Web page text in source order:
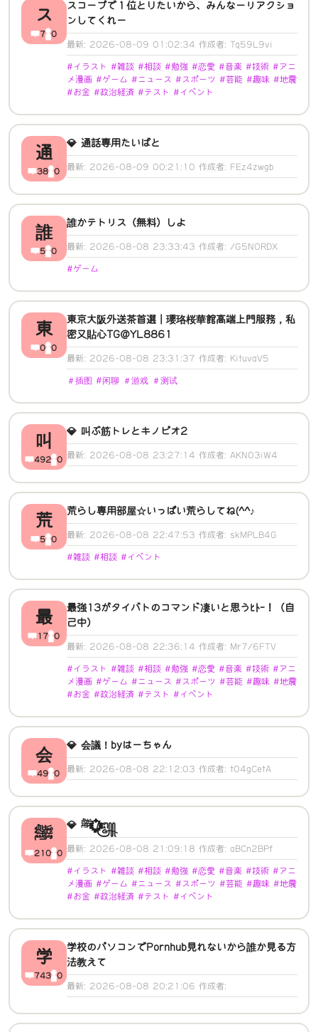
ス
7 0
スコープで１位とりたいから、みんなーリアクショ
ンしてくれー
最新: 2026-08-09 01:02:34 作成者: Tq59L9vi
#イラスト #雑談 #相談 #勉強 #恋愛 #音楽 #技術 #アニ
メ漫画 #ゲーム #ニュース #スポーツ #芸能 #趣味 #地震
#お金 #政治経済 #テスト #イベント
通
38 0
💎 通話専用たいばと
最新: 2026-08-09 00:21:10 作成者: FEz4zwgb
誰
5 0
誰かテトリス（無料）しよ
最新: 2026-08-08 23:33:43 作成者: /G5NORDX
#ゲーム
東
0 0
東京大阪外送茶首選｜瓔珞桜華館高端上門服務，私
密又貼心TG@YL8861
最新: 2026-08-08 23:31:37 作成者: KituvaV5
＃插图 #闲聊 ＃游戏 ＃测试
叫
492 0
💎 叫ぶ筋トレとキノピオ2
最新: 2026-08-08 23:27:14 作成者: AKN03iW4
荒
5 0
荒らし専用部屋☆いっぱい荒らしてね(^^♪
最新: 2026-08-08 22:47:53 作成者: skMPLB4G
#雑談 #相談 #イベント
最
17 0
最強13がタイバトのコマンド凄いと思うﾋﾄｰ！（自
己中）
最新: 2026-08-08 22:36:14 作成者: Mr7/6FTV
#イラスト #雑談 #相談 #勉強 #恋愛 #音楽 #技術 #アニ
メ漫画 #ゲーム #ニュース #スポーツ #芸能 #趣味 #地震
#お金 #政治経済 #テスト #イベント
会
49 0
💎 会議！byはーちゃん
最新: 2026-08-08 22:12:03 作成者: t04gCetA
ﷺ
210 0
💎 ﷺ ꙰꙰꙰꙰꙰꙰꙰꙰꙲꙲꙲꙲꙲꙲꙲꙲꙲꙲꧅
最新: 2026-08-08 21:09:18 作成者: aBCn2BPf
#イラスト #雑談 #相談 #勉強 #恋愛 #音楽 #技術 #アニ
メ漫画 #ゲーム #ニュース #スポーツ #芸能 #趣味 #地震
#お金 #政治経済 #テスト #イベント
学
743 0
学校のパソコンでPornhub見れないから誰か見る方
法教えて
最新: 2026-08-08 20:21:06 作成者: